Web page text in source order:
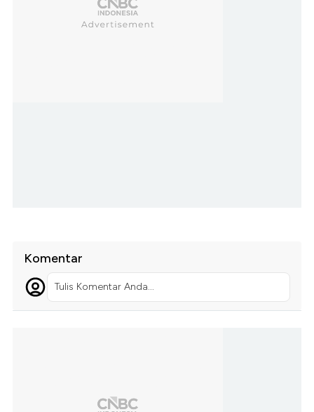
Komentar
Tulis Komentar Anda...